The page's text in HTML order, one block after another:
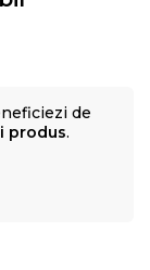
de
produs.